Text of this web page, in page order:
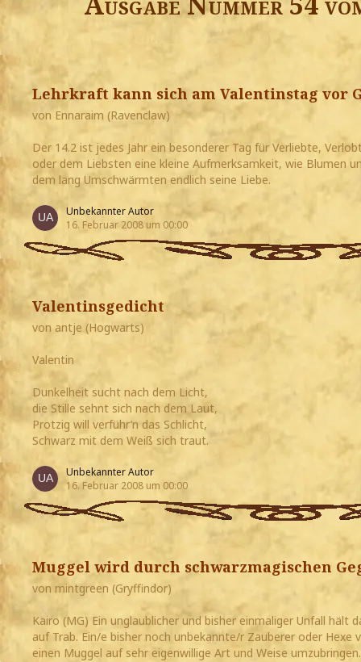
Lehrkraft kann sich am Valentinstag vor
von Ennaraim (Ravenclaw)
Der 14.2 ist jedes Jahr ein besonderer Tag für Verliebte,
oder dem Liebsten eine kleine Aufmerksamkeit, wie Blumen
dem lang Umschwärmten endlich seine Liebe.
Unbekannter Autor
16. Februar 2008 um 00:00
Valentinsgedicht
von antje (Hogwarts)
Valentin
Dunkelheit sucht nach dem Licht,
die Stille sehnt sich nach dem Laut,
Protzig will verführ’n das Schlicht,
Schwarz mit dem Weiß sich traut.
Unbekannter Autor
16. Februar 2008 um 00:00
Muggel wird durch schwarzmagischen
von mintgreen (Gryffindor)
Kairo (MG) Ein unglaublicher und bisher einmaliger Unfall
auf Trab. Ein/e bisher noch unbekannte/r Zauberer oder
einen Muggel auf sehr eigenwillige Art und Weise umzubringen.